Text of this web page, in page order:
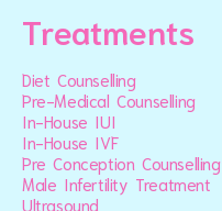
Treatments
Diet Counselling
Pre-Medical Counselling
In-House IUI
In-House IVF
Pre Conception Counselling
Male Infertility Treatment
Ultrasound